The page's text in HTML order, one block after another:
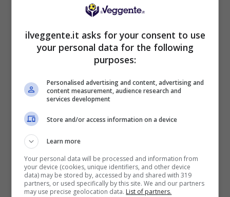
BONUS BENVENUTO LOTTOMATICA: 2050€
Per i nuovi utenti della piattaforma: 100% fino a 50€ in
Bonus Scommesse + 100% fino a 2000€ in Bonus
Sport
2050€
Mostra Informazioni
ilveggente.it asks for your consent to use
your personal data for the following
purposes:
Personalised advertising and content, advertising and
content measurement, audience research and
services development
Store and/or access information on a device
Learn more
Your personal data will be processed and information from
your device (cookies, unique identifiers, and other device
data) may be stored by, accessed by and shared with 319
partners, or used specifically by this site. We and our partners
may use precise geolocation data. List of partners.